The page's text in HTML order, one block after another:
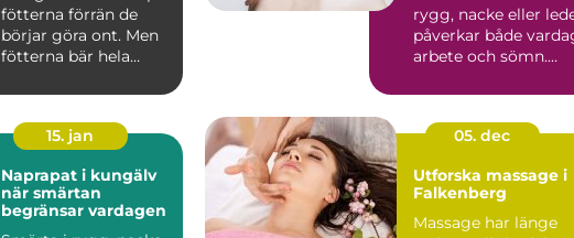
fötterna förrän de
börjar göra ont. Men
fötterna bär hela
e...
rygg, nacke eller
påverkar både
arbete och sömn.
15. jan
Naprapat i kungälv
när smärtan
begränsar vardagen
05. dec
Utforska massage i
Falkenberg
Massage har länge